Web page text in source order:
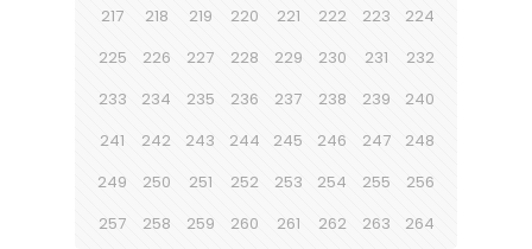
217
218 219 220 221 222 223
224
225
226 227 228 229 230 231
232
233
234 235 236 237 238 239
240
241
242 243 244 245 246 247
248
249
250 251 252 253 254 255
256
257
258 259 260 261 262 263 264